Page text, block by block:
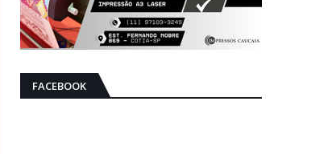
FACEBOOK